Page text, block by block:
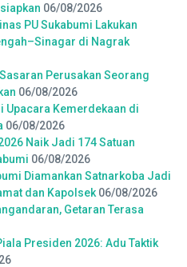
06/08/2026
PU Sukabumi Lakukan
di Nagrak
Perusakan Seorang
06/08/2026
Upacara Kemerdekaan di
06/08/2026
Naik Jadi 174 Satuan
06/08/2026
Diamankan Satnarkoba Jadi
dan Kapolsek 06/08/2026
Getaran Terasa
Presiden 2026: Adu Taktik